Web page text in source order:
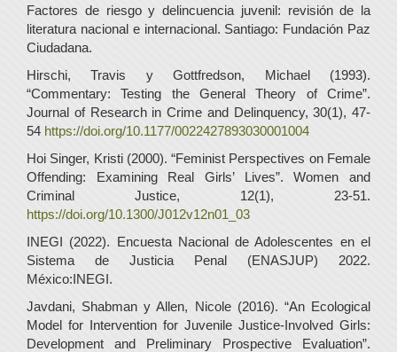
Factores de riesgo y delincuencia juvenil: revisión de la
literatura nacional e internacional. Santiago: Fundación Paz
Ciudadana.
Hirschi, Travis y Gottfredson, Michael (1993).
“Commentary: Testing the General Theory of Crime”.
Journal of Research in Crime and Delinquency, 30(1), 47-
54 https://doi.org/10.1177/0022427893030001004
Hoi Singer, Kristi (2000). “Feminist Perspectives on Female
Offending: Examining Real Girls’ Lives”. Women and
Criminal Justice, 12(1), 23-51.
https://doi.org/10.1300/J012v12n01_03
INEGI (2022). Encuesta Nacional de Adolescentes en el
Sistema de Justicia Penal (ENASJUP) 2022.
México:INEGI.
Javdani, Shabman y Allen, Nicole (2016). “An Ecological
Model for Intervention for Juvenile Justice-Involved Girls:
Development and Preliminary Prospective Evaluation”.